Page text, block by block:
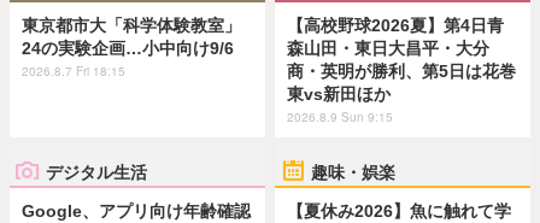
東京都市大「科学体験教室」
24の実験企画…小中向け9/6
2026.8.7 Fri 18:15
【高校野球2026夏】第4日青
森山田・東日大昌平・大分
商・英明が勝利、第5日は花巻
東vs新田ほか
2026.8.9 Sun 9:15
デジタル生活
Google、アプリ向け年齢確認
趣味・娯楽
【夏休み2026】魚に触れて学